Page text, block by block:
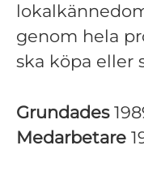
genom hela
ska köpa eller
Grundades
Medarbetare